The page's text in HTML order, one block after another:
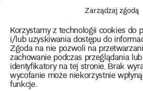
Zarządzaj zgodą
Korzystamy z technologii cookies do
i/lub uzyskiwania dostępu do
Zgoda na nie pozwoli na
zachowanie podczas przeglądania
identyfikatory na tej stronie. Brak
wycofanie może niekorzystnie
funkcje.
Dla osób o specjalnych potrzebach
Kontakt
instagram
twitterfacebookyoutube
tiktok